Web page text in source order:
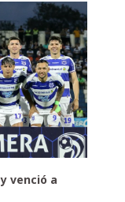
venció a